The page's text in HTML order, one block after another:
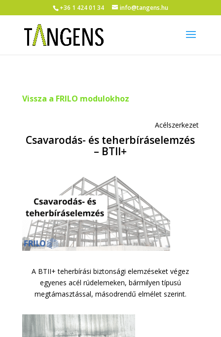
+36 1 424 01 34 info@tangens.hu
Vissza a FRILO modulokhoz
Acélszerkezet
Csavarodás- és teherbíráselemzés
– BTII+
A BTII+ teherbírási biztonsági elemzéseket végez
egyenes acél rúdelemeken, bármilyen típusú
megtámasztással, másodrendű elmélet szerint.